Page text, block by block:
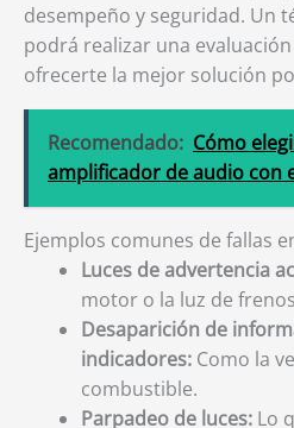
desempeño y seguridad. Un
podrá realizar una
ofrecerte la mejor solución
Recomendado: Cómo
amplificador de audio con
Ejemplos comunes de fallas
Luces de advertencia
motor o la luz de
Desaparición de
indicadores: Como la
combustible.
Parpadeo de luces: Lo